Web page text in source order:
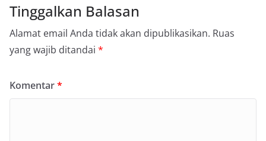
Tinggalkan Balasan
Alamat email Anda tidak akan dipublikasikan. Ruas
yang wajib ditandai *
Komentar*